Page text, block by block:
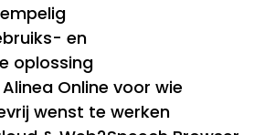
en
oplossing
Online voor wie
wenst te werken